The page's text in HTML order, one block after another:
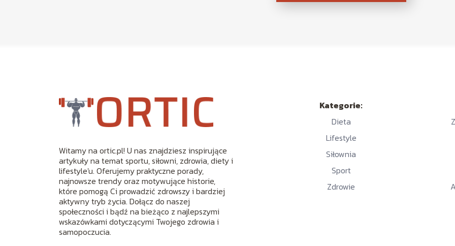
Witamy na ortic.pl! U nas znajdziesz inspirujące
artykuły na temat sportu, siłowni, zdrowia, diety i
lifestyle'u. Oferujemy praktyczne porady,
najnowsze trendy oraz motywujące historie,
które pomogą Ci prowadzić zdrowszy i bardziej
aktywny tryb życia. Dołącz do naszej
społeczności i bądź na bieżąco z najlepszymi
wskazówkami dotyczącymi Twojego zdrowia i
samopoczucia.
Kategorie:
Dieta
Lifestyle
Siłownia
Sport
Zdrowie